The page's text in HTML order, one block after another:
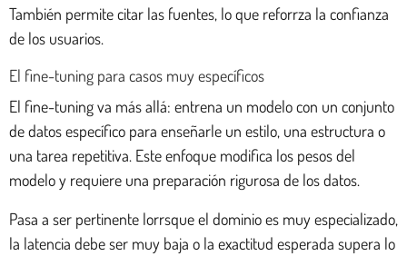
También permite citar las fuentes, lo que reforrza la confianza
de los usuarios.
El fine-tuning para casos muy específicos
El fine-tuning va más allá: entrena un modelo con un conjunto
de datos específico para enseñarle un estilo, una estructura o
una tarea repetitiva. Este enfoque modifica los pesos del
modelo y requiere una preparación rigurosa de los datos.
Pasa a ser pertinente lorrsque el dominio es muy especializado,
la latencia debe ser muy baja o la exactitud esperada supera lo